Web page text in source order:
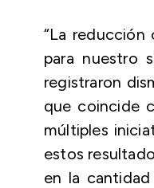
“La
para nuestro
registraron
que coincide
múltiples
estos
en la